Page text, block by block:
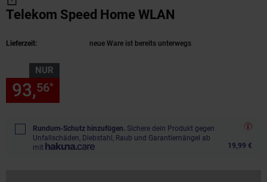
Telekom Speed Home WLAN
Lieferzeit: neue Ware ist bereits unterwegs
NUR
93,56*
Rundum-Schutz hinzufügen. Sichere dein Produkt gegen
Unfallschäden, Diebstahl, Raub und Garantiemängel ab
mit
19,99 €